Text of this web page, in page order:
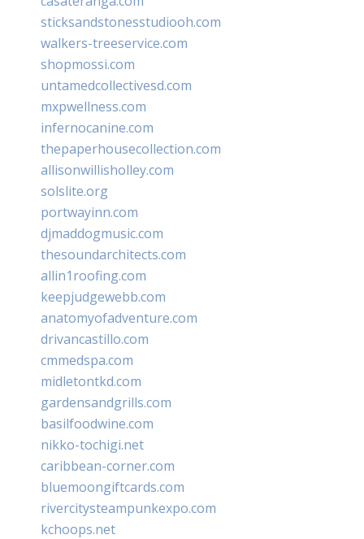
sticksandstonesstudiooh.com
walkers-treeservice.com
shopmossi.com
untamedcollectivesd.com
mxpwellness.com
infernocanine.com
thepaperhousecollection.com
allisonwillisholley.com
solslite.org
portwayinn.com
djmaddogmusic.com
thesoundarchitects.com
allin1roofing.com
keepjudgewebb.com
anatomyofadventure.com
drivancastillo.com
cmmedspa.com
midletontkd.com
gardensandgrills.com
basilfoodwine.com
nikko-tochigi.net
caribbean-corner.com
bluemoongiftcards.com
rivercitysteampunkexpo.com
kchoops.net